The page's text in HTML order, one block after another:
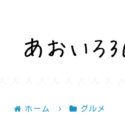
ホーム グルメ